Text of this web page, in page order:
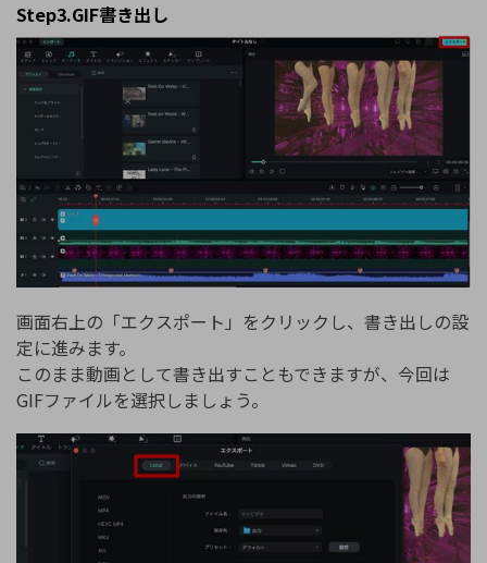
Step3.GIF書き出し
画面右上の「エクスポート」をクリックし、書き出しの設
定に進みます。
このまま動画として書き出すこともできますが、今回は
GIFファイルを選択しましょう。